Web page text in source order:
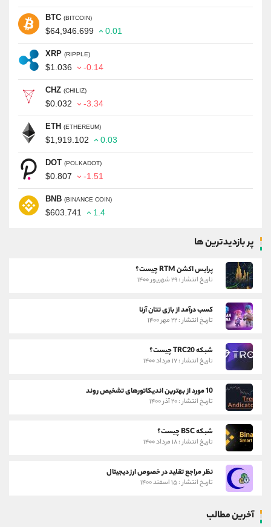
BTC (BITCOIN)
$64,946.699 0.01
XRP (RIPPLE)
$1.036 -0.14
CHZ (CHILIZ)
$0.032 -3.34
ETH (ETHEREUM)
$1,919.102 0.03
DOT (POLKADOT)
$0.807 -1.51
BNB (BINANCE COIN)
$603.741 1.4
پر بازدیدترین ها
پرایس اکشن RTM چیست؟
تاریخ انتشار : ۲۹ شهریور ۱۴۰۰
کسب درآمد از بازی تتان آرنا
تاریخ انتشار : ۲۲ مهر ۱۴۰۰
شبکه TRC20 چیست؟
تاریخ انتشار : ۱۷ مرداد ۱۴۰۰
10 مورد از بهترین اندیکاتورهای تشخیص روند
تاریخ انتشار : ۲۰ آذر ۱۴۰۰
شبکه BSC چیست؟
تاریخ انتشار : ۱۸ مرداد ۱۴۰۰
نظر مراجع تقلید در خصوص ارز دیجیتال
تاریخ انتشار : ۱۵ اسفند ۱۴۰۰
آخرین مطالب